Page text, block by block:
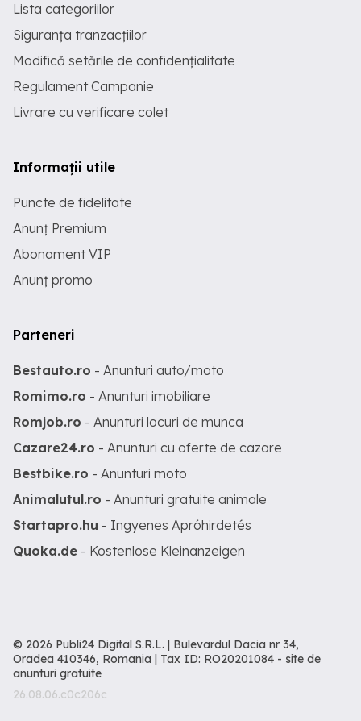
Lista categoriilor
Siguranța tranzacțiilor
Modifică setările de confidențialitate
Regulament Campanie
Livrare cu verificare colet
Informații utile
Puncte de fidelitate
Anunț Premium
Abonament VIP
Anunț promo
Parteneri
Bestauto.ro - Anunturi auto/moto
Romimo.ro - Anunturi imobiliare
Romjob.ro - Anunturi locuri de munca
Cazare24.ro - Anunturi cu oferte de cazare
Bestbike.ro - Anunturi moto
Animalutul.ro - Anunturi gratuite animale
Startapro.hu - Ingyenes Apróhirdetés
Quoka.de - Kostenlose Kleinanzeigen
© 2026 Publi24 Digital S.R.L. | Bulevardul Dacia nr 34,
Oradea 410346, Romania | Tax ID: RO20201084 - site de
anunturi gratuite
26.08.06.c0c206c